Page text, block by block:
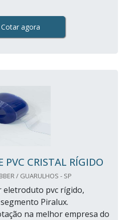
Cotar agora
PVC CRISTAL RÍGIDO
/ GUARULHOS - SP
eletroduto pvc rígido,
Piralux.
na melhor empresa do